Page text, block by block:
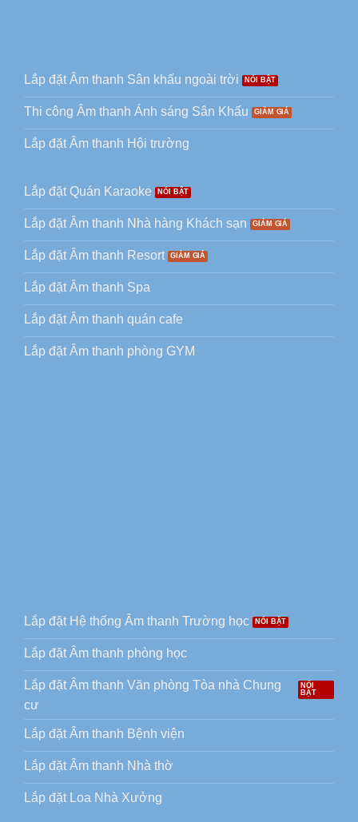
Lắp đặt Âm thanh Sân khấu ngoài trời
Thi công Âm thanh Ánh sáng Sân Khấu
Lắp đặt Âm thanh Hội trường
Lắp đặt Quán Karaoke
Lắp đặt Âm thanh Nhà hàng Khách sạn
Lắp đặt Âm thanh Resort
Lắp đặt Âm thanh Spa
Lắp đặt Âm thanh quán cafe
Lắp đặt Âm thanh phòng GYM
Lắp đặt Hệ thống Âm thanh Trường học
Lắp đặt Âm thanh phòng học
Lắp đặt Âm thanh Văn phòng Tòa nhà Chung
cư
Lắp đặt Âm thanh Bệnh viện
Lắp đặt Âm thanh Nhà thờ
Lắp đặt Loa Nhà Xưởng